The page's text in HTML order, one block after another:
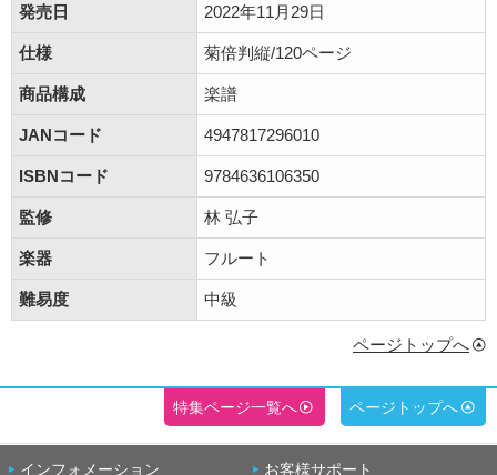
発売日 2022年11月29日
仕様 菊倍判縦/120ページ
商品構成 楽譜
JANコード 4947817296010
ISBNコード 9784636106350
監修 林 弘子
楽器 フルート
難易度 中級
ページトップへ
特集ページ一覧へ ページトップへ
インフォメーション お客様サポート